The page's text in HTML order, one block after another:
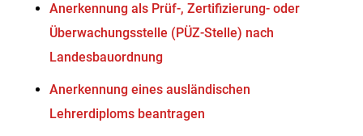
Anerkennung als Prüf-, Zertifizierung- oder
Überwachungsstelle (PÜZ-Stelle) nach
Landesbauordnung
Anerkennung eines ausländischen
Lehrerdiploms beantragen